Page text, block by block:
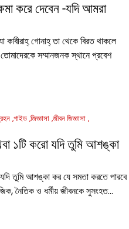
করে দেবেন -যদি আমরা
কাবীরাহ্ গোনাহ্‌ তা থেকে বিরত থাকলে
সম্মানজনক স্থানে প্রবেশ
গাইড জিজ্ঞাসা জীবন জিজ্ঞাসা
১টি করো যদি তুমি আশঙ্কা
তুমি আশঙ্কা কর যে সমতা করতে পারবে
নৈতিক ও ধর্মীয় জীবনকে সুসংহত…